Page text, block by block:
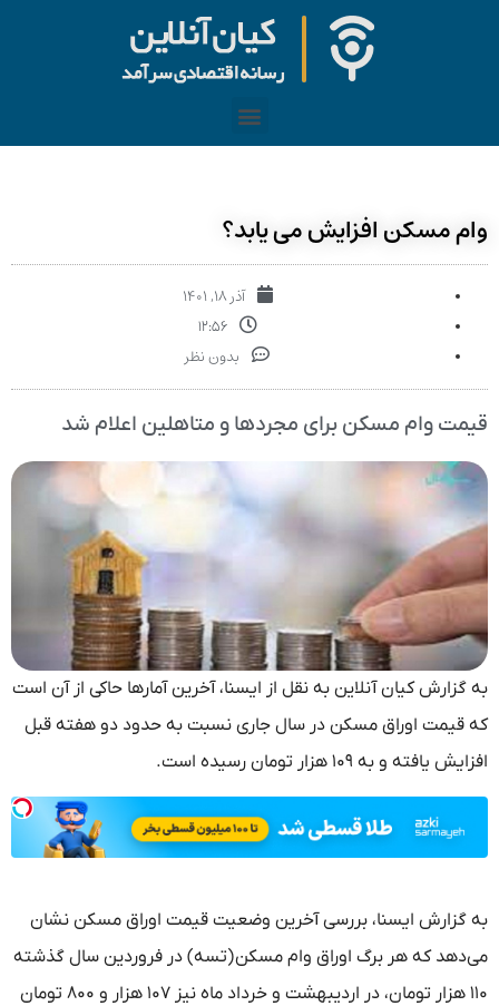
وام مسکن افزایش می یابد؟
آذر ۱۸, ۱۴۰۱
۱۲:۵۶
بدون نظر
قیمت وام مسکن برای مجردها و متاهلین اعلام شد
به گزارش کیان آنلاین به نقل از ایسنا، آخرین آمارها حاکی از آن است
که قیمت اوراق مسکن در سال جاری نسبت به حدود دو هفته قبل
افزایش یافته و به ۱۰۹ هزار تومان رسیده است.
به گزارش ایسنا، بررسی آخرین وضعیت قیمت اوراق مسکن نشان
می‌دهد که هر برگ اوراق وام مسکن (تسه) در فروردین سال گذشته
۱۱۰ هزار تومان، در اردیبهشت و خرداد ماه نیز ۱۰۷ هزار و ۸۰۰ تومان